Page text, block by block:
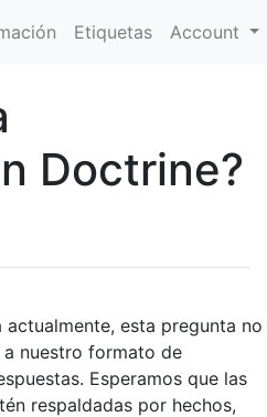
Etiquetas Account
Doctrine?
actualmente, esta pregunta no
a nuestro formato de
Esperamos que las
respaldadas por hechos,